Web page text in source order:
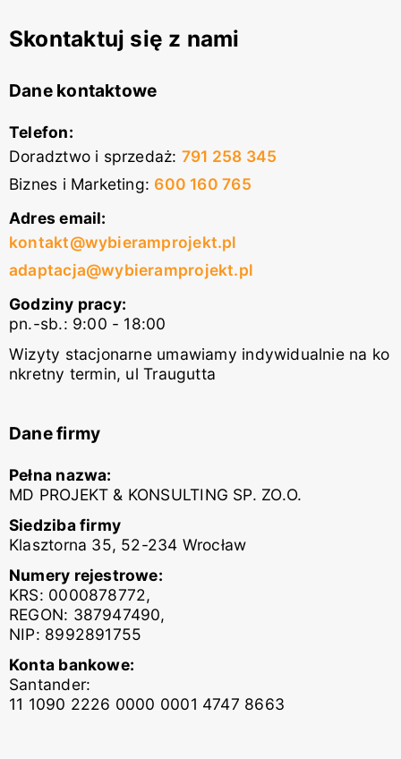
Skontaktuj się z nami
Dane kontaktowe
Telefon:
Doradztwo i sprzedaż: 791 258 345
Biznes i Marketing: 600 160 765
Adres email:
kontakt@wybieramprojekt.pl
adaptacja@wybieramprojekt.pl
Godziny pracy:
pn.-sb.: 9:00 - 18:00
Wizyty stacjonarne umawiamy indywidualnie na ko
nkretny termin, ul Traugutta
Dane firmy
Pełna nazwa:
MD PROJEKT & KONSULTING SP. ZO.O.
Siedziba firmy
Klasztorna 35, 52-234 Wrocław
Numery rejestrowe:
KRS: 0000878772,
REGON: 387947490,
NIP: 8992891755
Konta bankowe:
Santander:
11 1090 2226 0000 0001 4747 8663